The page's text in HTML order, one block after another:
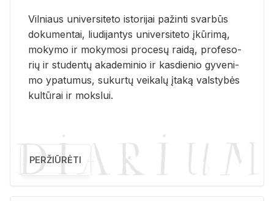
Vil­niaus uni­ver­si­te­to is­to­ri­jai pa­žin­ti svar­būs
do­ku­men­tai, liu­di­jan­tys uni­ver­si­te­to įkū­ri­mą,
mo­ky­mo ir mo­ky­mo­si pro­ce­sų rai­dą, pro­fe­so­
rių ir stu­den­tų aka­de­mi­nio ir kas­die­nio gy­ve­ni­
mo ypa­tu­mus, su­kur­tų vei­ka­lų įta­ką vals­ty­bės
kul­tū­rai ir moks­lui.
PERŽIŪRĖTI